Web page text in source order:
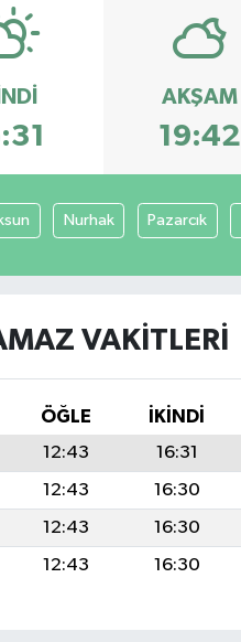
AKŞAM
19:42
Nurhak Pazarcık
VAKITLERI
ÖĞLE İKINDI
12:43 16:31
12:43 16:30
12:43 16:30
12:43 16:30